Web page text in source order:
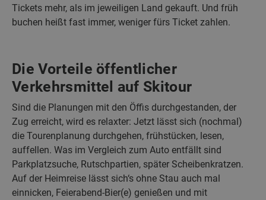
Tickets mehr, als im jeweiligen Land gekauft. Und früh
buchen heißt fast immer, weniger fürs Ticket zahlen.
Die Vorteile öffentlicher
Verkehrsmittel auf Skitour
Sind die Planungen mit den Öffis durchgestanden, der
Zug erreicht, wird es relaxter: Jetzt lässt sich (nochmal)
die Tourenplanung durchgehen, frühstücken, lesen,
auffellen. Was im Vergleich zum Auto entfällt sind
Parkplatzsuche, Rutschpartien, später Scheibenkratzen.
Auf der Heimreise lässt sich‘s ohne Stau auch mal
einnicken, Feierabend-Bier(e) genießen und mit